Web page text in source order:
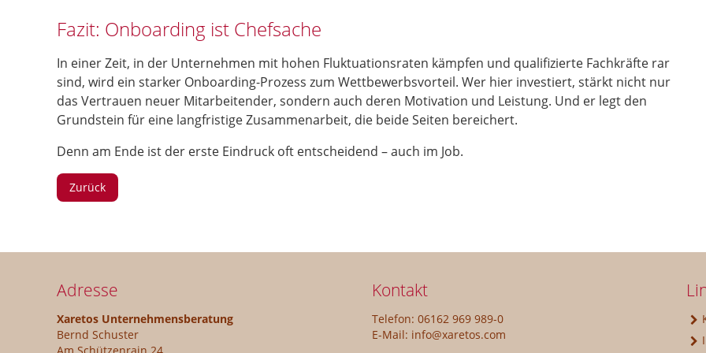
Fazit: Onboarding ist Chefsache
In einer Zeit, in der Unternehmen mit hohen Fluktuationsraten kämpfen und qualifizierte Fachkräfte rar
sind, wird ein starker Onboarding-Prozess zum Wettbewerbsvorteil. Wer hier investiert, stärkt nicht nur
das Vertrauen neuer Mitarbeitender, sondern auch deren Motivation und Leistung. Und er legt den
Grundstein für eine langfristige Zusammenarbeit, die beide Seiten bereichert.
Denn am Ende ist der erste Eindruck oft entscheidend – auch im Job.
Zurück
Adresse
Xaretos Unternehmensberatung
Bernd Schuster
Kontakt
Telefon: 06162 969 989-0
E-Mail: info@xaretos.com